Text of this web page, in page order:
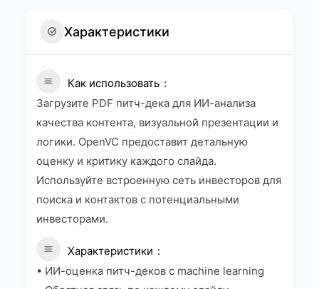
Характеристики
Как использовать
Загрузите PDF питч-дека для ИИ-анализа
качества контента, визуальной презентации и
логики. OpenVC предоставит детальную
оценку и критику каждого слайда.
Используйте встроенную сеть инвесторов для
поиска и контактов с потенциальными
инвесторами.
Характеристики
• ИИ-оценка питч-деков с machine learning